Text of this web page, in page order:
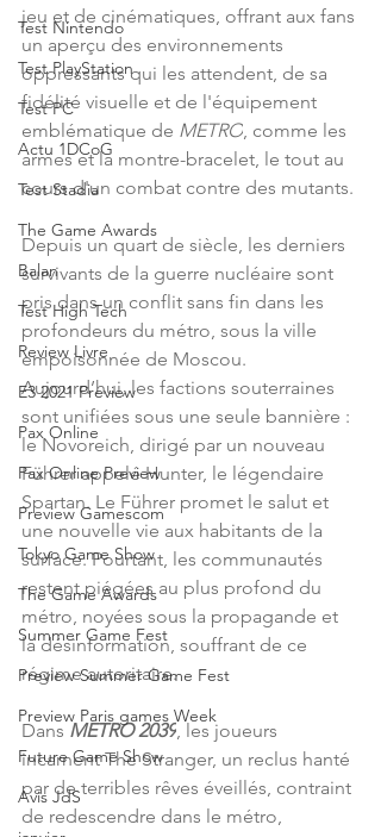
Test Nintendo
Test PlayStation
Test PC
Actu 1DCoG
Test Stadia
The Game Awards
Balan
Test High Tech
Review Livre
E3 2021 Preview
Pax Online
Pax Online Preview
Preview Gamescom
Tokyo Game Show
The Game Awards
Summer Game Fest
Preview Summer Game Fest
Preview Paris games Week
Future Game Show
Avis JdS
jeu et de cinématiques, offrant aux fans
un aperçu des environnements
oppressants qui les attendent, de sa
fidélité visuelle et de l'équipement
emblématique de METRO , comme les
armes et la montre-bracelet, le tout au
cours d'un combat contre des mutants.
Depuis un quart de siècle, les derniers
survivants de la guerre nucléaire sont
pris dans un conflit sans fin dans les
profondeurs du métro, sous la ville
empoisonnée de Moscou.
Aujourd’hui, les factions souterraines
sont unifiées sous une seule bannière :
le Novoreich, dirigé par un nouveau
Führer appelé Hunter, le légendaire
Spartan. Le Führer promet le salut et
une nouvelle vie aux habitants de la
surface. Pourtant, les communautés
restent piégées au plus profond du
métro, noyées sous la propagande et
la désinformation, souffrant de ce
régime autoritaire.
Dans METRO 2039 , les joueurs
incarnent The Stranger, un reclus hanté
par de terribles rêves éveillés, contraint
de redescendre dans le métro,